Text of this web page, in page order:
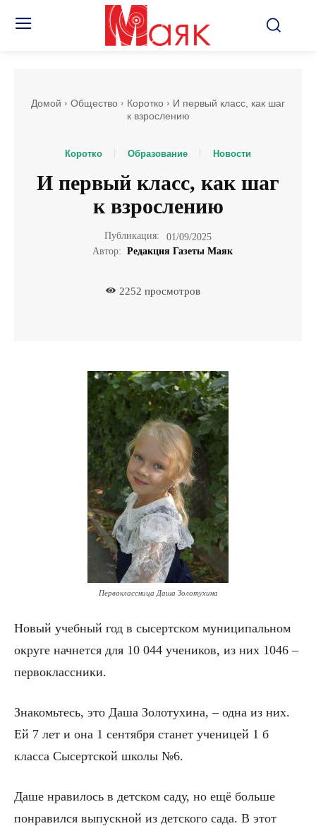
Домой Общество Коротко
И первый класс, как шаг
к взрослению
Коротко Образование Новости
И первый класс, как шаг
к взрослению
Публикация:
01/09/2025
Автор: Редакция Газеты Маяк
2252 просмотров
Первоклассница Даша Золотухина
Новый учебный год в сысертском муниципальном
округе начнется для 10 044 учеников, из них 1046 –
первоклассники.
Знакомьтесь, это Даша Золотухина, – одна из них.
Ей 7 лет и она 1 сентября станет ученицей 1 б
класса Сысертской школы №6.
Даше нравилось в детском саду, но ещё больше
понравился выпускной из детского сада. В этот